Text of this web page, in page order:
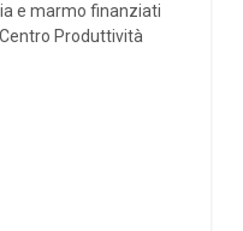
e marmo finanziati
Produttività